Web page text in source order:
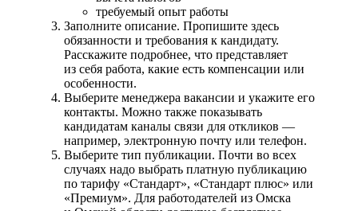
требуемый опыт работы
Заполните описание. Пропишите здесь
обязанности и требования к кандидату.
Расскажите подробнее, что представляет
из себя работа, какие есть компенсации или
особенности.
Выберите менеджера вакансии и укажите его
контакты. Можно также показывать
кандидатам каналы связи для откликов —
например, электронную почту или телефон.
Выберите тип публикации. Почти во всех
случаях надо выбрать платную публикацию
по тарифу «Стандарт», «Стандарт плюс» или
«Премиум». Для работодателей из Омска